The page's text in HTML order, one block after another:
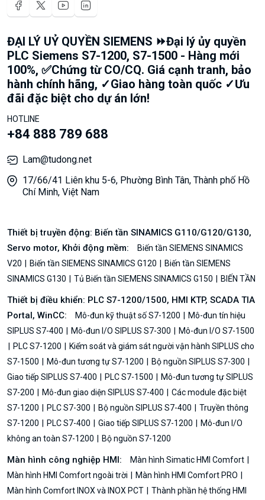
ĐẠI LÝ UỶ QUYỀN SIEMENS ⏩Đại lý ủy quyền
PLC Siemens S7-1200, S7-1500 - Hàng mới
100%, ✅Chứng từ CO/CQ. Giá cạnh tranh, bảo
hành chính hãng, ✓Giao hàng toàn quốc ✓Ưu
đãi đặc biệt cho dự án lớn!
HOTLINE
+84 888 789 688
Lam@tudong.net
17/66/41 Liên khu 5-6, Phường Bình Tân, Thành phố Hồ
Chí Minh, Việt Nam
Thiết bị truyền động: Biến tần SINAMICS G110/G120/G130,
Servo motor, Khởi động mềm:
Biến tần SIEMENS SINAMICS
V20
Biến tần SIEMENS SINAMICS G120
Biến tần SIEMENS
SINAMICS G130
Tủ Biến tần SIEMENS SINAMICS G150 BIẾN TẦN
Thiết bị điều khiển: PLC S7-1200/1500, HMI KTP, SCADA TIA
Portal, WinCC:
Mô-đun kỹ thuật số S7-1200
Mô-đun tín hiệu
SIPLUS S7-400
Mô-đun I/O SIPLUS S7-300
Mô-đun I/O S7-1500
PLC S7-1200
Kiểm soát và giám sát người vận hành SIPLUS cho
S7-1500
Mô-đun tương tự S7-1200
Bộ nguồn SIPLUS S7-300
Giao tiếp SIPLUS S7-400
PLC S7-1500
Mô-đun tương tự SIPLUS
S7-200
Mô-đun giao diện SIPLUS S7-400
Các module đặc biệt
S7-1200
PLC S7-300 Bộ nguồn SIPLUS S7-400
Truyền thông
S7-1200
PLC S7-400 Giao tiếp SIPLUS S7-1200
Mô-đun I/O
không an toàn S7-1200
Bộ nguồn S7-1200
Màn hình công nghiệp HMI:
Màn hình Simatic HMI Comfort
Màn hình HMI Comfort ngoài trời
Màn hình HMI Comfort PRO
Màn hình Comfort INOX và INOX PCT
Thành phần hệ thống HMI